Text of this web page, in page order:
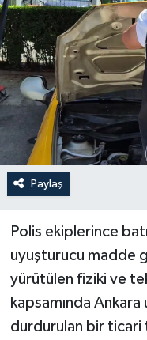
Paylaş
Polis ekiplerince
uyuşturucu madde
yürütülen fiziki ve
kapsamında
durdurulan bir ticari
Bi̇li̇m &
Dünya
Eği̇ti̇m